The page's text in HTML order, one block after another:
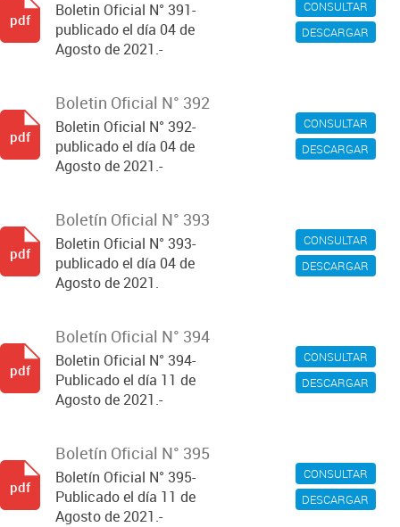
CONSULTAR
DESCARGAR
Boletin Oficial N° 391-
publicado el día 04 de
Agosto de 2021.-
pdf
CONSULTAR
DESCARGAR
Boletin Oficial N° 392
Boletin Oficial N° 392-
publicado el día 04 de
Agosto de 2021.-
pdf
CONSULTAR
DESCARGAR
Boletín Oficial N° 393
Boletin Oficial N° 393-
publicado el día 04 de
Agosto de 2021.
pdf
CONSULTAR
DESCARGAR
Boletín Oficial N° 394
Boletin Oficial N° 394-
Publicado el día 11 de
Agosto de 2021.-
pdf
CONSULTAR
DESCARGAR
Boletín Oficial N° 395
Boletín Oficial N° 395-
Publicado el día 11 de
Agosto de 2021.-
pdf